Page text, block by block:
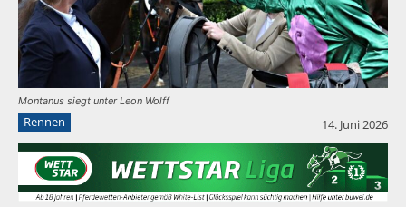
Montanus siegt unter Leon Wolff
Rennen 14. Juni 2026